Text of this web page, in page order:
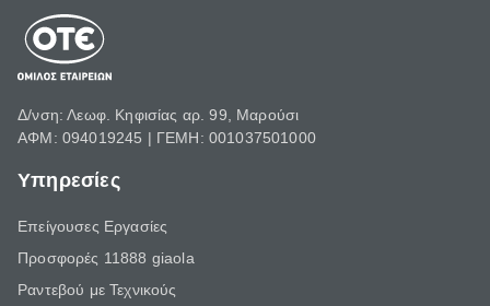
Δ/νση: Λεωφ. Κηφισίας αρ. 99, Μαρούσι
ΑΦΜ: 094019245 | ΓΕΜΗ: 001037501000
Υπηρεσίες
Επείγουσες Εργασίες
Προσφορές 11888 giaola
Ραντεβού με Τεχνικούς